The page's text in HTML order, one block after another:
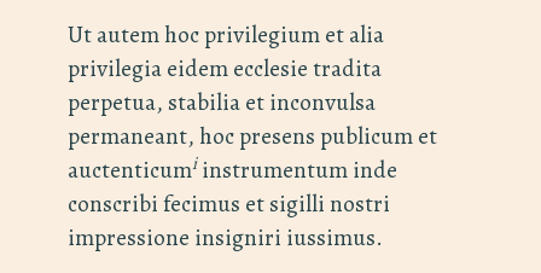
Ut autem hoc privilegium et alia
privilegia eidem ecclesie tradita
perpetua, stabilia et inconvulsa
permaneant, hoc presens publicum et
auctenticumiinstrumentum inde
conscribi fecimus et sigilli nostri
impressione insigniri iussimus.